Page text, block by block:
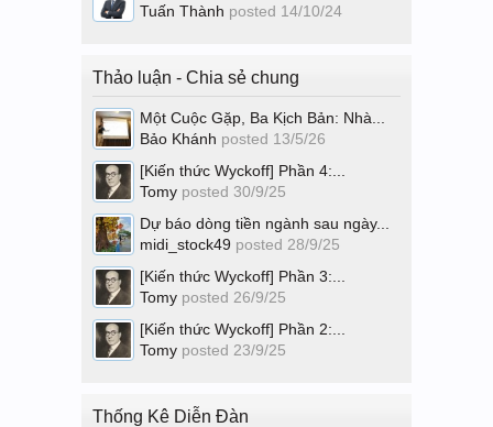
Tuấn Thành posted 14/10/24
Thảo luận - Chia sẻ chung
Một Cuộc Gặp, Ba Kịch Bản: Nhà...
Bảo Khánh posted 13/5/26
[Kiến thức Wyckoff] Phần 4:...
Tomy posted 30/9/25
Dự báo dòng tiền ngành sau ngày...
midi_stock49 posted 28/9/25
[Kiến thức Wyckoff] Phần 3:...
Tomy posted 26/9/25
[Kiến thức Wyckoff] Phần 2:...
Tomy posted 23/9/25
Thống Kê Diễn Đàn